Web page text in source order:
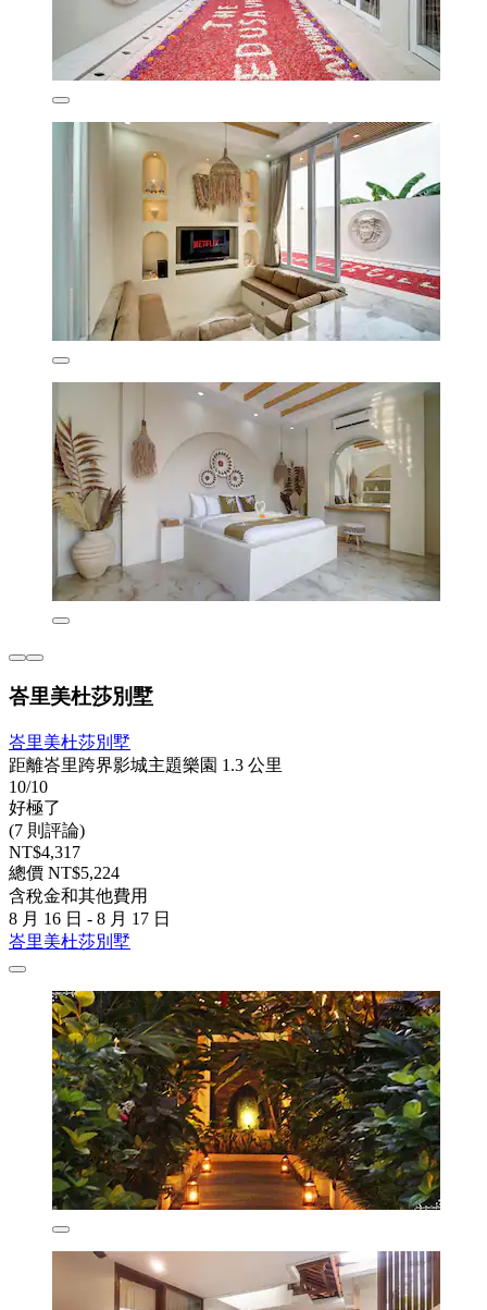
峇里美杜莎別墅
峇里美杜莎別墅
距離峇里跨界影城主題樂園 1.3 公里
10/10
好極了
(7 則評論)
NT$4,317
總價 NT$5,224
含稅金和其他費用
8 月 16 日 - 8 月 17 日
峇里美杜莎別墅